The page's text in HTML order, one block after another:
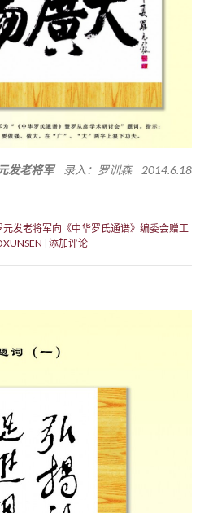
发老将军录入：罗训森 2014.6.18
发老将军向《中华罗氏通谱》编委会赠工
添加评论